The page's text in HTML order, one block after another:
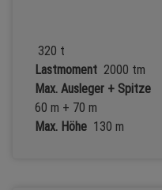
320 t
Lastmoment 2000 tm
Max. Ausleger + Spitze
60 m + 70 m
Max. Höhe 130 m